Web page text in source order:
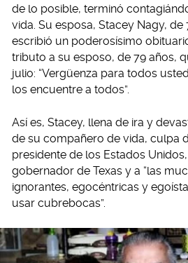
de lo posible, terminó
vida. Su esposa, Stacey Nagy, de
escribió un poderosísimo
tributo a su esposo, de 79 años,
julio: “Vergüenza para todos
los encuentre a todos”.
Así es, Stacey, llena de ira y
de su compañero de vida, culpa
presidente de los Estados
gobernador de Texas y a “las
ignorantes, egocéntricas y
usar cubrebocas”.